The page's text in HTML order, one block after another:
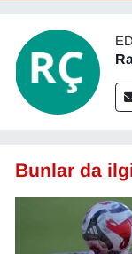
Bunlar da